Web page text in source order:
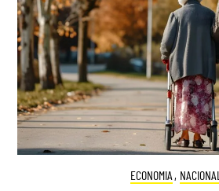
ECONOMIA , NACIONAL